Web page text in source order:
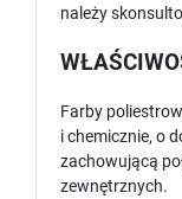
należy
Farby
i chemicznie, o
zachowującą
zewnętrznych.